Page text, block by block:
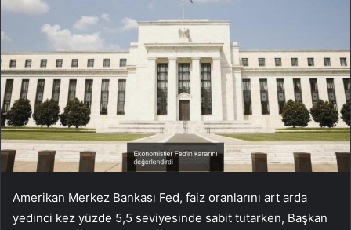
Amerikan Merkez Bankası Fed, faiz oranlarını art arda
yedinci kez yüzde 5,5 seviyesinde sabit tutarken, Başkan